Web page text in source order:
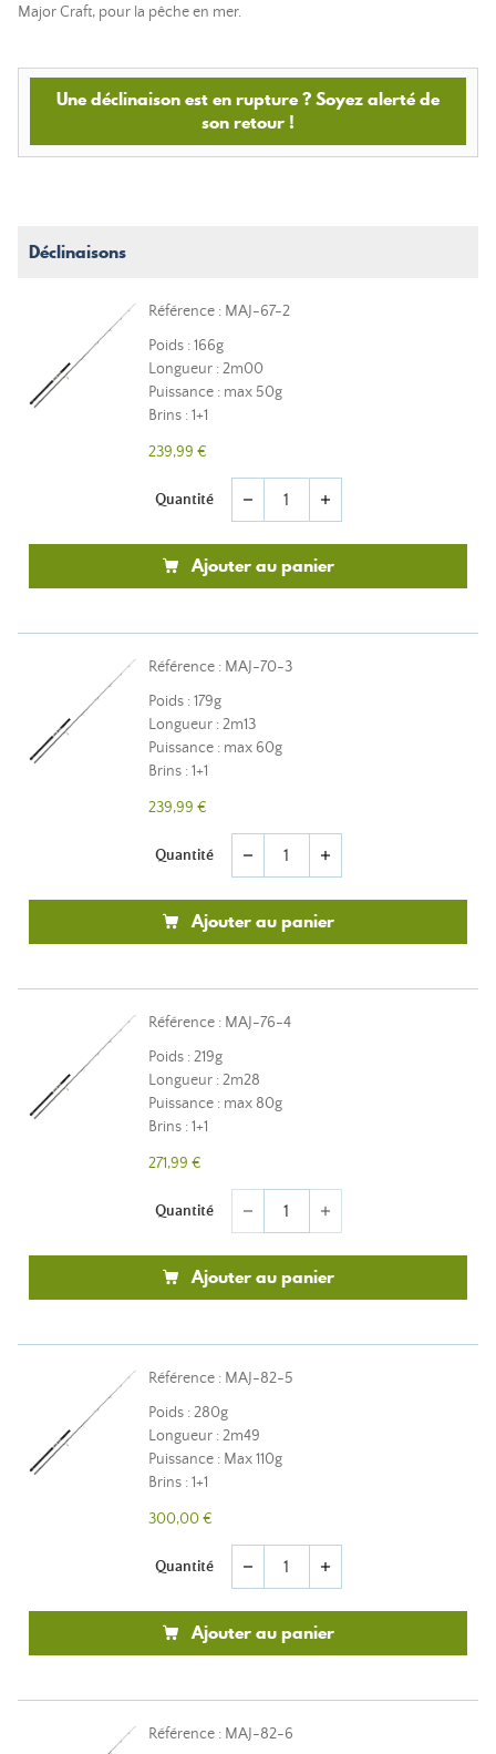
Major Craft, pour la pêche en mer.
Une déclinaison est en rupture ? Soyez alerté de
son retour !
Déclinaisons
Référence : MAJ-67-2
Poids : 166g
Longueur : 2m00
Puissance : max 50g
Brins : 1+1
239,99 €
Quantité remove add
Ajouter au panier
Référence : MAJ-70-3
Poids : 179g
Longueur : 2m13
Puissance : max 60g
Brins : 1+1
239,99 €
Quantité remove add
Ajouter au panier
Référence : MAJ-76-4
Poids : 219g
Longueur : 2m28
Puissance : max 80g
Brins : 1+1
271,99 €
Quantité remove add
Ajouter au panier
Référence : MAJ-82-5
Poids : 280g
Longueur : 2m49
Puissance : Max 110g
Brins : 1+1
300,00 €
Quantité remove add
Ajouter au panier
Référence : MAJ-82-6